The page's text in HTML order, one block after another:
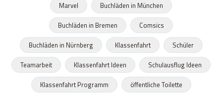
Marvel
Buchläden in München
Buchläden in Bremen
Comsics
Buchläden in Nürnberg
Klassenfahrt
Schüler
Teamarbeit
Klassenfahrt Ideen
Schulausflug Ideen
Klassenfahrt Programm
öffentliche Toilette